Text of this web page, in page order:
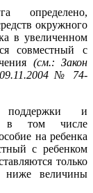
определено,
окружного
в увеличенном
совместный с
(см.: Закон
09.11.2004 № 74-
поддержки и
в том числе
на ребенка
с ребенком
только
ниже величины